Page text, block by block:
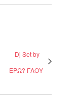
Dj Set by
ΕΡΩ? ΓΛΟΥ